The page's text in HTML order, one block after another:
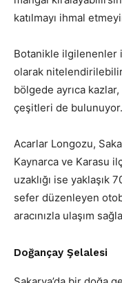
katılmayı ihmal
Botanikle ilgilenenler
olarak
bölgede ayrıca
çeşitleri de bulunuyor.
Acarlar Longozu,
Kaynarca ve Karasu
uzaklığı ise yaklaşık
sefer düzenleyen
aracınızla ulaşım
Doğançay Şelalesi